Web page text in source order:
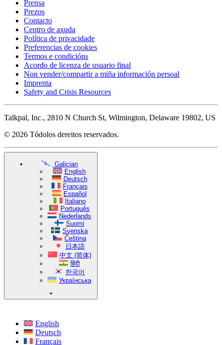
Prensa
Prezos
Contacto
Centro de axuda
Política de privacidade
Preferencias de cookies
Termos e condicións
Acordo de licenza de usuario final
Non vender/compartir a miña información persoal
Imprenta
Safety and Crisis Resources
Talkpal, Inc., 2810 N Church St, Wilmington, Delaware 19802, US
© 2026 Tódolos dereitos reservados.
Galician
English
Deutsch
Français
Español
Italiano
Português
Nederlands
Suomi
Svenska
Čeština
日本語
中文 (简体)
हिंदी
한국어
Українська
English
Deutsch
Français